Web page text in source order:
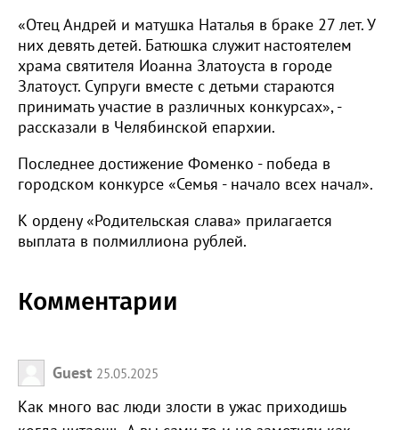
«Отец Андрей и матушка Наталья в браке 27 лет. У
них девять детей. Батюшка служит настоятелем
храма святителя Иоанна Златоуста в городе
Златоуст. Супруги вместе с детьми стараются
принимать участие в различных конкурсах», -
рассказали в Челябинской епархии.
Последнее достижение Фоменко - победа в
городском конкурсе «Семья - начало всех начал».
К ордену «Родительская слава» прилагается
выплата в полмиллиона рублей.
Комментарии
Guest 25.05.2025
Как много вас люди злости в ужас приходишь